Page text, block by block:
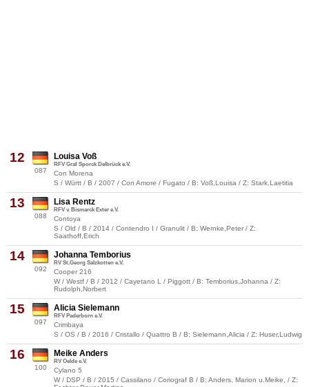
12
087
Louisa Voß
RFV Graf Sporck Delbrück e.V.
Con Morena
S / Württ / B / 2007 / Con Amore / Fugato / B: Voß,Louisa / Z: Stark,Laetitia
13
088
Lisa Rentz
RFV v. Bismarck Exter e.V.
Contoya
S / Old / B / 2014 / Contendro I / Granulit / B: Wernke,Peter / Z:
Saathoff,Erich
14
092
Johanna Temborius
RV St.Georg Salzkotten e.V.
Cooper 216
W / Westf / B / 2012 / Cayetano L / Piggott / B: Temborius,Johanna / Z:
Rudolph,Norbert
15
097
Alicia Sielemann
RFV Paderborn e.V.
Crimbaya
S / OS / B / 2016 / Cristallo / Quattro B / B: Sielemann,Alicia / Z: Huser,Ludwig
16
100
Meike Anders
RV Oelde e.V.
Cylano 5
W / DSP / B / 2015 / Cassilano / Coriograf B / B: Anders, Marion u.Meike, / Z: